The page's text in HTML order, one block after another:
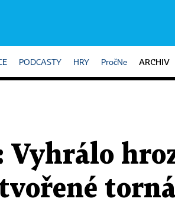
PODCASTY HRY PročNe ARCHIV
Vyhrálo